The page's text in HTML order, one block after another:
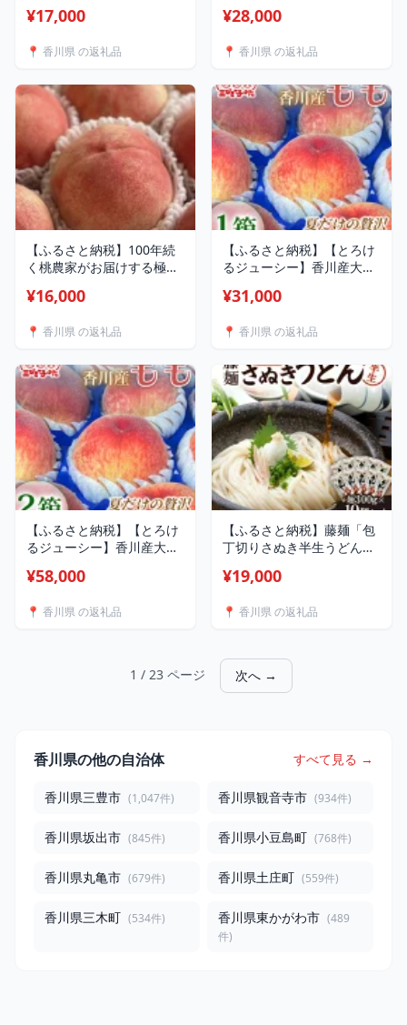
不可地域：離島・北海道・
¥17,000
📍 香川県 の返礼品
不可地域：離島・北海道・
¥28,000
📍 香川県 の返礼品
【ふるさと納税】100年続
く桃農家がお届けする極上
地域：離島・北海道・沖縄
¥16,000
📍 香川県 の返礼品
【ふるさと納税】【とろけ
るジューシー】香川産大玉
も 1箱【配送不可地域：
【1727339】
¥31,000
📍 香川県 の返礼品
【ふるさと納税】【とろけ
るジューシー】香川産大玉
も 2箱【配送不可地域：
【1727337】
¥58,000
📍 香川県 の返礼品
【ふるさと納税】藤麺「包
丁切りさぬき半生うどん」
どん 包丁切り 麺類 うどん
め【1603924】
¥19,000
📍 香川県 の返礼品
1 / 23 ページ 次へ →
香川県の他の自治体 すべて見る →
香川県三豊市 (1,047件) 香川県観音寺市 (934件)
香川県坂出市 (845件) 香川県小豆島町 (768件)
香川県丸亀市 (679件) 香川県土庄町 (559件)
香川県三木町 (534件) 香川県東かがわ市 (489
件)